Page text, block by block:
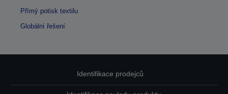
Přímý potisk textilu
Globální řešení
Identifikace prodejců